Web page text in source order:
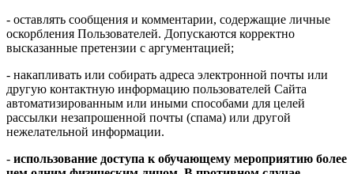
- оставлять сообщения и комментарии, содержащие личные
оскорбления Пользователей. Допускаются корректно
высказанные претензии с аргументацией;
- накапливать или собирать адреса электронной почты или
другую контактную информацию пользователей Сайта
автоматизированным или иными способами для целей
рассылки незапрошенной почты (спама) или другой
нежелательной информации.
- использование доступа к обучающему мероприятию более